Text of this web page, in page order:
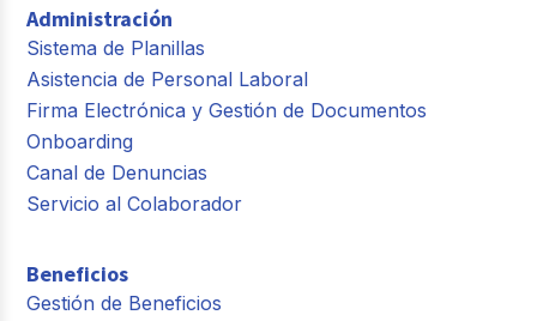
Administración
Sistema de Planillas
Asistencia de Personal Laboral
Firma Electrónica y Gestión de Documentos
Onboarding
Canal de Denuncias
Servicio al Colaborador
Beneficios
Gestión de Beneficios